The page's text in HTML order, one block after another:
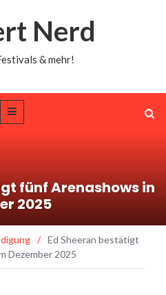
Nerd
& mehr!
fünf Arenashows in
2025
/ Ed Sheeran bestätigt
Dezember 2025